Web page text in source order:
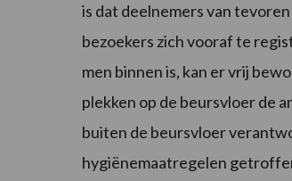
is dat deelnemers van
bezoekers zich vooraf te
men binnen is, kan er vrij
plekken op de beursvloer de
buiten de beursvloer
hygiënemaatregelen